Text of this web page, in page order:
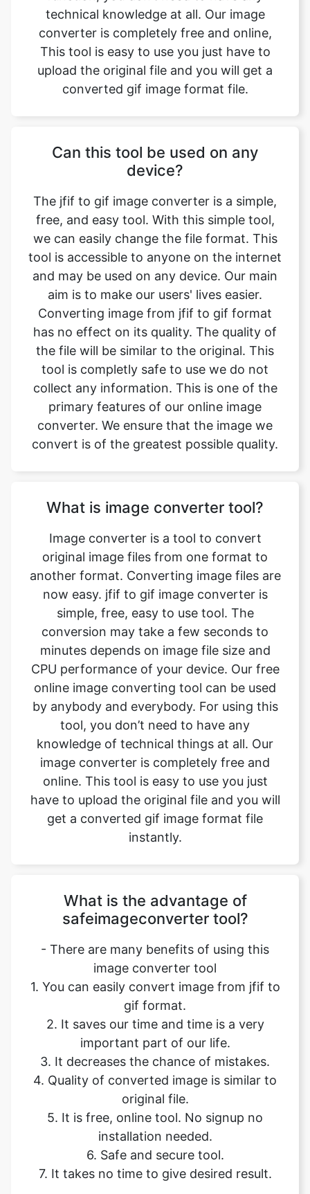
upload the original file and you will get a
converted gif image format file.
Can this tool be used on any
free, and easy tool. With this simple tool,
we can easily change the file format. This
tool is accessible to anyone on the internet
and may be used on any device. Our main
aim is to make our users' lives easier.
Converting image from jfif to gif format
has no effect on its quality. The quality of
the file will be similar to the original. This
tool is completly safe to use we do not
collect any information. This is one of the
primary features of our online image
converter. We ensure that the image we
convert is of the greatest possible quality.
What is image converter tool?
another format. Converting image files are
now easy. jfif to gif image converter is
simple, free, easy to use tool. The
conversion may take a few seconds to
minutes depends on image file size and
CPU performance of your device. Our free
online image converting tool can be used
by anybody and everybody. For using this
tool, you don’t need to have any
knowledge of technical things at all. Our
image converter is completely free and
online. This tool is easy to use you just
have to upload the original file and you will
get a converted gif image format file
instantly.
What is the advantage of
image converter tool
1. You can easily convert image from jfif to
gif format.
2. It saves our time and time is a very
important part of our life.
3. It decreases the chance of mistakes.
4. Quality of converted image is similar to
original file.
5. It is free, online tool. No signup no
installation needed.
6. Safe and secure tool.
7. It takes no time to give desired result.